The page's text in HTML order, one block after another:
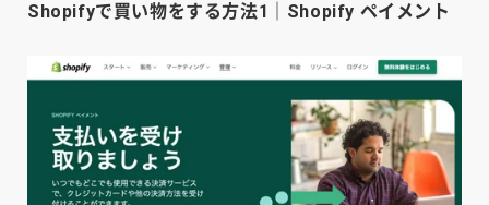
Shopifyで買い物をする方法1｜Shopify ペイメント